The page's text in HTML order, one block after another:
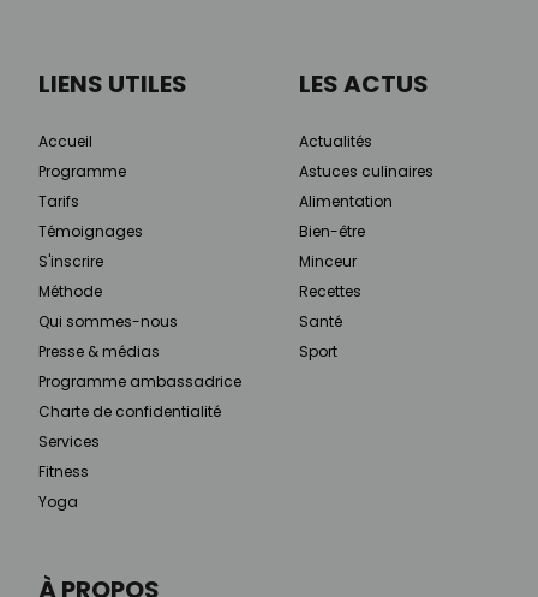
À PROPOS
LIENS UTILES
Accueil
Programme
Tarifs
Témoignages
S'inscrire
Méthode
Qui sommes-nous
Presse & médias
Programme ambassadrice
Charte de confidentialité
Services
Fitness
Yoga
LES ACTUS
Actualités
Astuces culinaires
Alimentation
Bien-être
Minceur
Recettes
Santé
Sport